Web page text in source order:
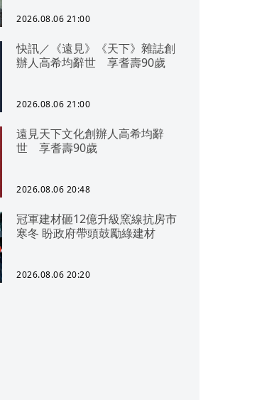
2026.08.06 21:00
快訊／《遠見》《天下》雜誌創
辦人高希均辭世 享耆壽90歲
2026.08.06 21:00
遠見天下文化創辦人高希均辭
世 享耆壽90歲
2026.08.06 20:48
冠軍建材砸12億升級窯線抗房市
寒冬 盼政府帶頭鼓勵綠建材
2026.08.06 20:20